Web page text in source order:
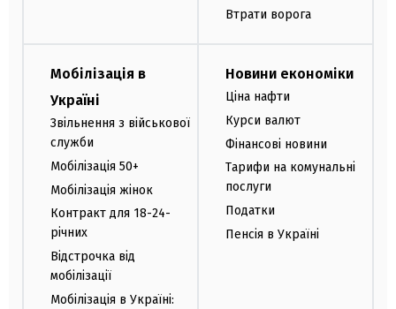
Втрати ворога
Мобілізація в
Україні
Звільнення з військової
служби
Мобілізація 50+
Мобілізація жінок
Контракт для 18-24-
річних
Відстрочка від
мобілізації
Мобілізація в Україні:
Новини економіки
Ціна нафти
Курси валют
Фінансові новини
Тарифи на комунальні
послуги
Податки
Пенсія в Україні